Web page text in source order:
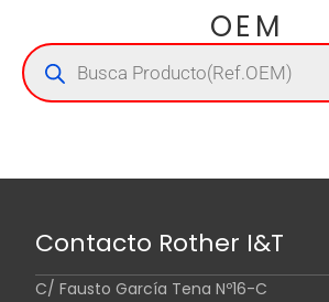
OEM
Contacto Rother I&T
C/ Fausto García Tena Nº16-C